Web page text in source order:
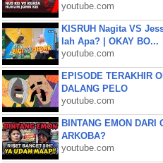
youtube.com
KISRUH Nagita VS
lah Apa? | OKAY BO...
youtube.com
EPISODE TERAKHIR
DALANG PELO
youtube.com
BINTANG EMON DARI
ARKOBA?
youtube.com